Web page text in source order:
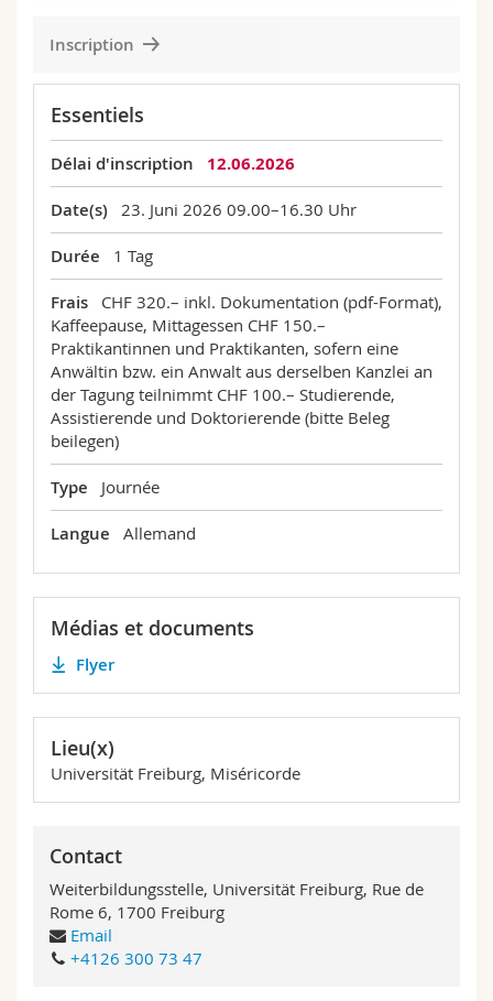
Date(s)
Universität Freiburg, Miséricorde
Inscription
Essentiels
Délai d'inscription
12.06.2026
Date(s)
23. Juni 2026 09.00–16.30 Uhr
Durée 1 Tag
Frais
CHF 320.– inkl. Dokumentation (pdf-Format),
Kaffeepause, Mittagessen CHF 150.–
Praktikantinnen und Praktikanten, sofern eine
Anwältin bzw. ein Anwalt aus derselben Kanzlei an
der Tagung teilnimmt CHF 100.– Studierende,
Assistierende und Doktorierende (bitte Beleg
beilegen)
Type Journée
Langue Allemand
Médias et documents
Flyer
Lieu(x)
Universität Freiburg, Miséricorde
Contact
Weiterbildungsstelle, Universität Freiburg, Rue de
Rome 6, 1700 Freiburg
Email
+4126 300 73 47